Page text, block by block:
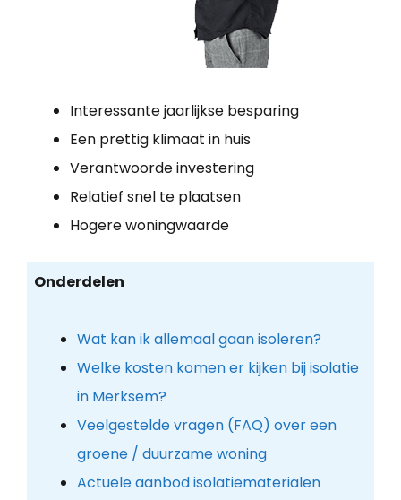
Interessante jaarlijkse besparing
Een prettig klimaat in huis
Verantwoorde investering
Relatief snel te plaatsen
Hogere woningwaarde
Onderdelen
Wat kan ik allemaal gaan isoleren?
Welke kosten komen er kijken bij isolatie
in Merksem?
Veelgestelde vragen (FAQ) over een
groene / duurzame woning
Actuele aanbod isolatiematerialen